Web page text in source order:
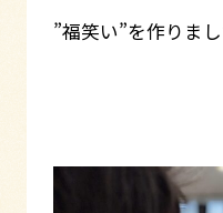
”福笑い”を作りま